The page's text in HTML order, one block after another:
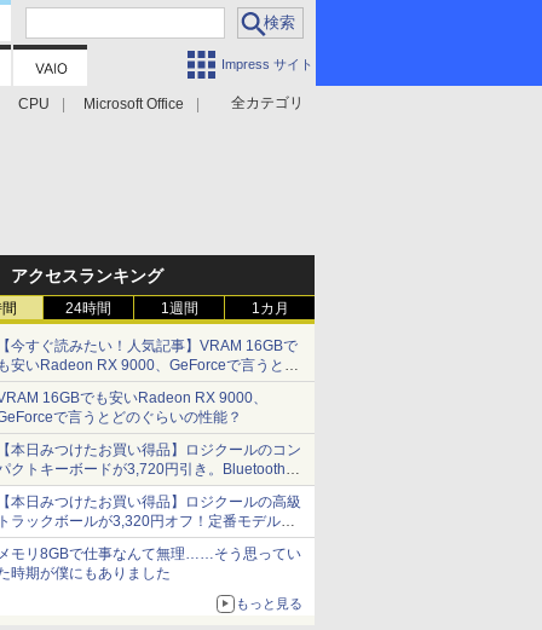
Impress サイト
全カテゴリ
CPU Microsoft Office
アクセスランキング
24時間 1週間 1カ月
今すぐ読みたい！人気記事】VRAM 16GBで
安いRadeon RX 9000、GeForceで言うとど
ぐらいの性能？ - PC Watch
16GBでも安いRadeon RX 9000、
で言うとどのぐらいの性能？
本日みつけたお買い得品】ロジクールのコン
クトキーボードが3,720円引き。Bluetoothで3
接続対応
本日みつけたお買い得品】ロジクールの高級
ラックボールが3,320円オフ！定番モデルも
円に割引中
モリ8GBで仕事なんて無理……そう思ってい
時期が僕にもありました
もっと見る